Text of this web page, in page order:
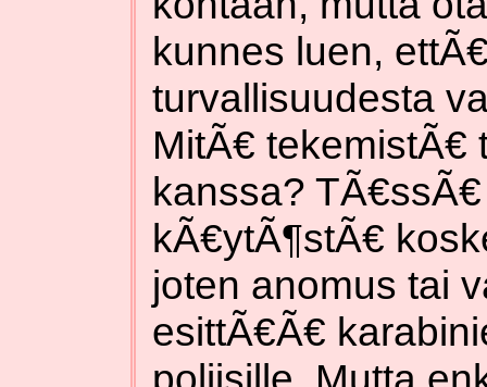
kunnes luen,
turvallisuudesta
MitÃ€ tekemistÃ€
kanssa?
kÃ€ytÃ¶stÃ€
joten anomus tai
esittÃ€Ã€